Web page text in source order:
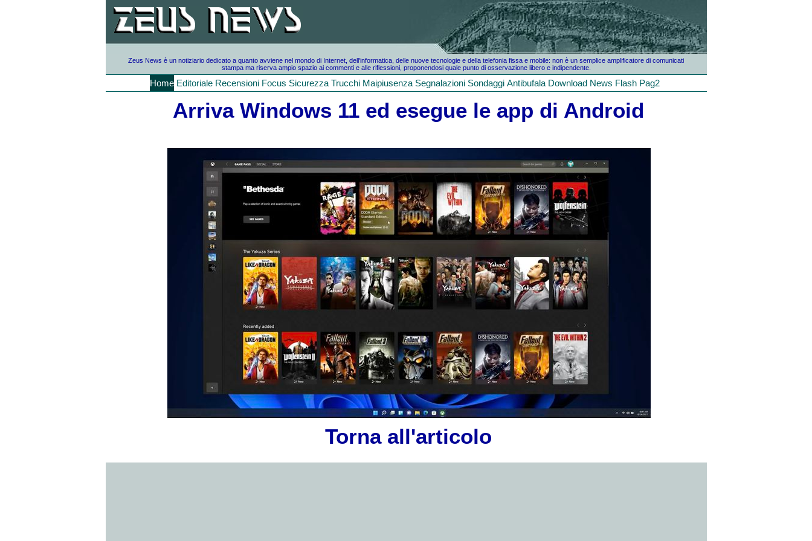
Zeus News è un notiziario dedicato a quanto avviene nel mondo di Internet, dell'informatica, delle nuove tecnologie e della telefonia fissa e mobile: non è un semplice amplificatore di comunicati
stampa ma riserva ampio spazio ai commenti e alle riflessioni, proponendosi quale punto di osservazione libero e indipendente.
Home Editoriale Recensioni Focus Sicurezza Trucchi Maipiusenza Segnalazioni Sondaggi Antibufala Download News Flash Pag2
Arriva Windows 11 ed esegue le app di Android
Torna all'articolo